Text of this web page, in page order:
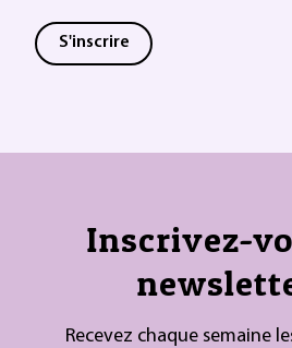
S'inscrire
Inscrivez-
Recevez chaque semaine